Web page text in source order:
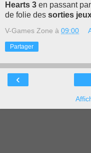
Hearts 3 en passant par
de folie des sorties
V-Games Zone à 09:00
Partager
‹